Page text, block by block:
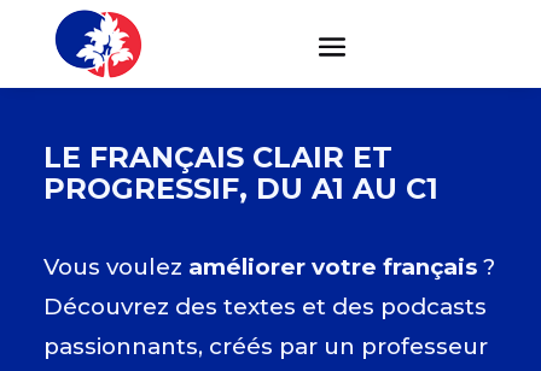
LE FRANÇAIS CLAIR ET
PROGRESSIF, DU A1 AU C1
Vous voulez améliorer votre français?
Découvrez des textes et des podcasts
passionnants, créés par un professeur